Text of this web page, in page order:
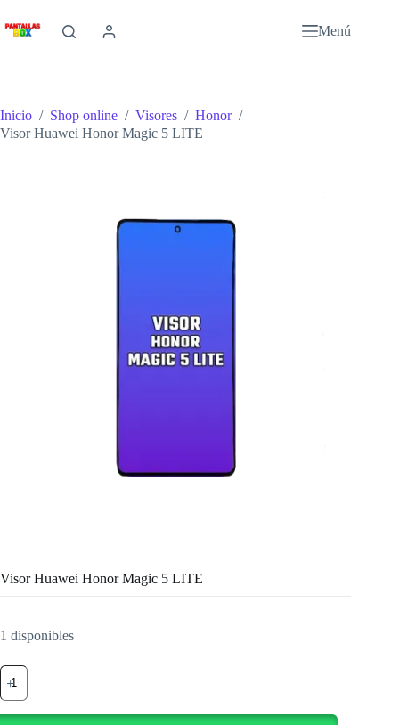
al
contenido
Menú
Inicio / Shop online / Visores / Honor /
Visor Huawei Honor Magic 5 LITE
Visor Huawei Honor Magic 5 LITE
1 disponibles
Visor
Huawei
Honor
Magic